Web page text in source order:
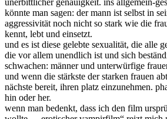
könnte man sagen: der mann ist selbst in
aggressivität noch nicht so stark wie die
kennt, lebt und einsetzt.
und es ist diese gelebte sexualität, die alle
die vor allem unendlich ist und sich
schwachen: männer und unterwürfige
und wenn die stärkste der starken frauen
nächste bereit, ihren platz einzunehmen.
hin oder her.
wenn man bedenkt, dass ich den film